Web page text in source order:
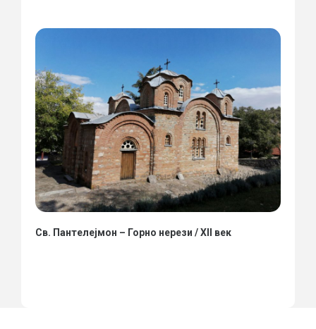
Св. Пантелејмон – Горно нерези / XII век